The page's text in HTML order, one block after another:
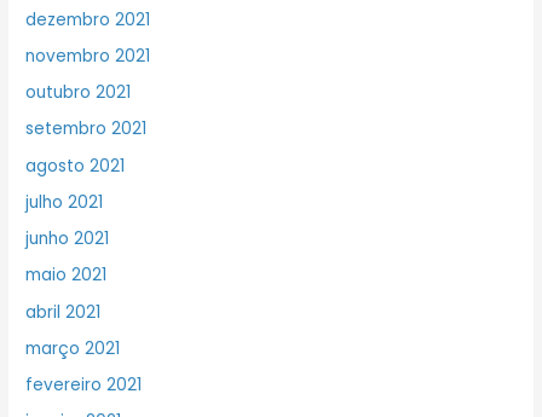
dezembro 2021
novembro 2021
outubro 2021
setembro 2021
agosto 2021
julho 2021
junho 2021
maio 2021
abril 2021
março 2021
fevereiro 2021